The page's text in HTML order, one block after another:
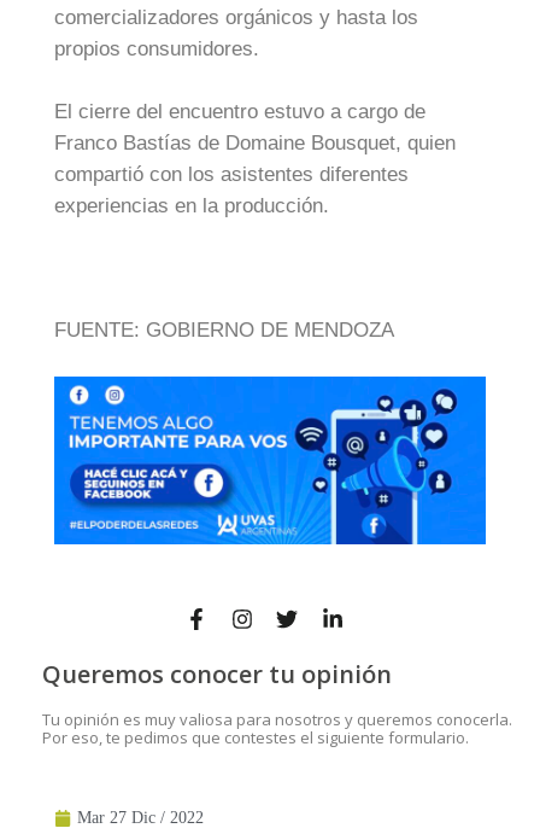
comercializadores orgánicos y hasta los
propios consumidores.
El cierre del encuentro estuvo a cargo de
Franco Bastías de Domaine Bousquet, quien
compartió con los asistentes diferentes
experiencias en la producción.
FUENTE: GOBIERNO DE MENDOZA
Queremos conocer tu opinión
Tu opinión es muy valiosa para nosotros y queremos conocerla.
Por eso, te pedimos que contestes el siguiente formulario.
Mar 27 Dic / 2022